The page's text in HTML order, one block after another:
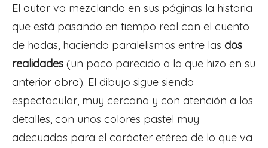
El autor va mezclando en sus páginas la historia
que está pasando en tiempo real con el cuento
de hadas, haciendo paralelismos entre las dos
realidades (un poco parecido a lo que hizo en su
anterior obra). El dibujo sigue siendo
espectacular, muy cercano y con atención a los
detalles, con unos colores pastel muy
adecuados para el carácter etéreo de lo que va